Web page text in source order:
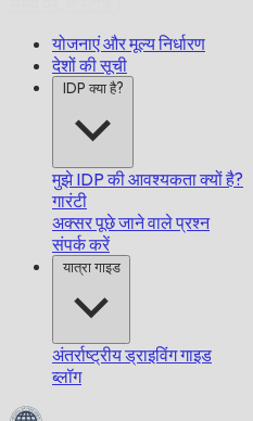
योजनाएं और मूल्य निर्धारण
देशों की सूची
IDP क्या है?
मुझे IDP की आवश्यकता क्यों है?
गारंटी
अक्सर पूछे जाने वाले प्रश्न
संपर्क करें
यात्रा गाइड
अंतर्राष्ट्रीय ड्राइविंग गाइड
ब्लॉग